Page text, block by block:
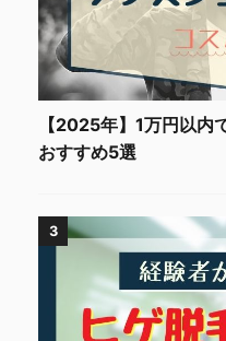
【2025年】1万円以内
おすすめ5選
3